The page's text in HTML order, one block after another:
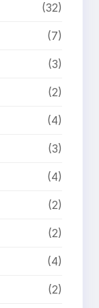
(32)
(7)
(3)
(2)
(4)
(3)
(4)
(2)
(2)
(4)
(2)